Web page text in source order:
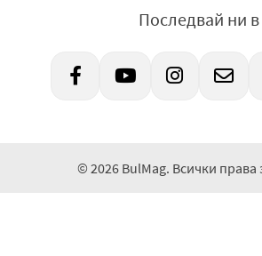
Последвай ни в
© 2026 BulMag. Всички права